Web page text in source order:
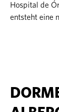
Hospital de
entsteht eine